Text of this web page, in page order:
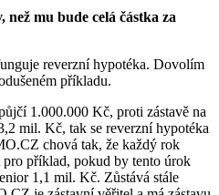
mu bude celá částka za
reverzní hypotéka. Dovolím
příkladu.
1.000.000 Kč, proti zástavě na
mil. Kč, tak se reverzní hypotéka
chová tak, že každý rok
pro příklad, pokud by tento úrok
1,1 mil. Kč. Zůstává stále